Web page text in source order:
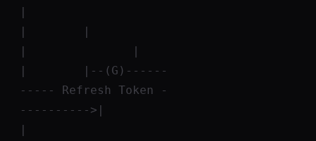
|
|        |
|               |
|        |--(G)------
----- Refresh Token -
---------->|
|